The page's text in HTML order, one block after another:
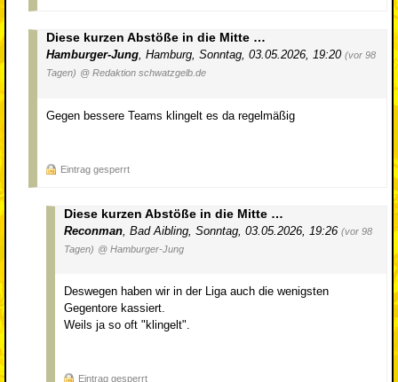
Diese kurzen Abstöße in die Mitte …
Hamburger-Jung, Hamburg, Sonntag, 03.05.2026, 19:20 (vor 98
Tagen) @ Redaktion schwatzgelb.de
Gegen bessere Teams klingelt es da regelmäßig
Eintrag gesperrt
Diese kurzen Abstöße in die Mitte …
Reconman Bad Aibling Sonntag, 03.05.2026, 19:26 (vor 98
Tagen) @ Hamburger-Jung
Deswegen haben wir in der Liga auch die wenigsten
Gegentore kassiert.
Weils ja so oft "klingelt".
Eintrag gesperrt